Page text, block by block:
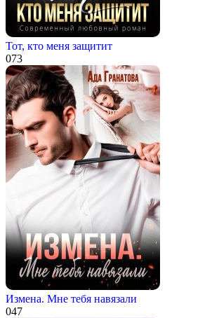
Тот, кто меня защитит
073
Измена. Мне тебя навязали
047